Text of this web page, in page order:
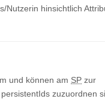
Nutzerin hinsichtlich
und können am SP zur
zuzuordnen